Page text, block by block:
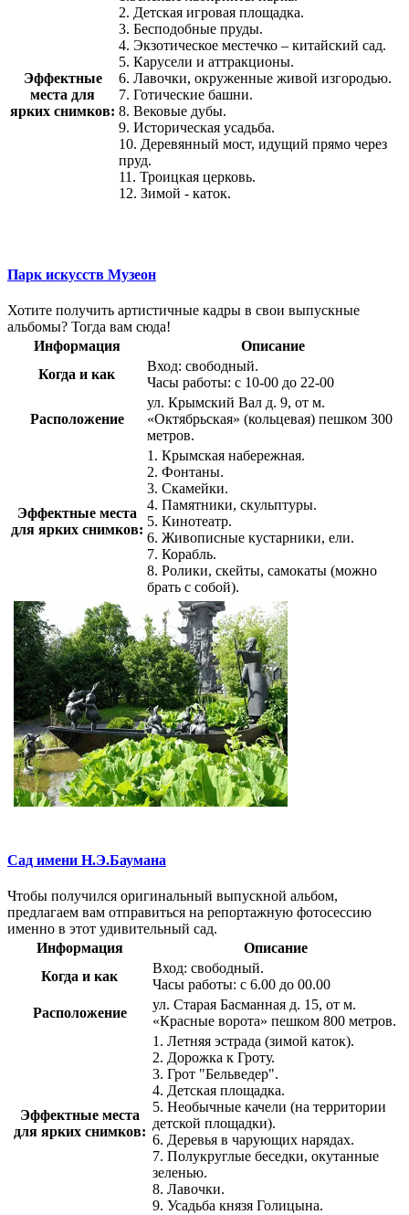
Эффектные
места для
ярких снимков:
2. Детская игровая площадка.
3. Бесподобные пруды.
4. Экзотическое местечко – китайский сад.
5. Карусели и аттракционы.
6. Лавочки, окруженные живой изгородью.
7. Готические башни.
8. Вековые дубы.
9. Историческая усадьба.
10. Деревянный мост, идущий прямо через
пруд.
11. Троицкая церковь.
12. Зимой - каток.
Парк искусств Музеон
Хотите получить артистичные кадры в свои выпускные
альбомы? Тогда вам сюда!
Информация
Описание
Когда и как
Вход: свободный.
Часы работы: с 10-00 до 22-00
Расположение
ул. Крымский Вал д. 9, от м.
«Октябрьская» (кольцевая) пешком 300
метров.
Эффектные места
для ярких снимков:
1. Крымская набережная.
2. Фонтаны.
3. Скамейки.
4. Памятники, скульптуры.
5. Кинотеатр.
6. Живописные кустарники, ели.
7. Корабль.
8. Ролики, скейты, самокаты (можно
брать с собой).
Сад имени Н.Э.Баумана
Чтобы получился оригинальный выпускной альбом,
предлагаем вам отправиться на репортажную фотосессию
именно в этот удивительный сад.
Информация
Описание
Когда и как
Вход: свободный.
Часы работы: с 6.00 до 00.00
Расположение
ул. Старая Басманная д. 15, от м.
«Красные ворота» пешком 800 метров.
Эффектные места
для ярких снимков:
1. Летняя эстрада (зимой каток).
2. Дорожка к Гроту.
3. Грот "Бельведер".
4. Детская площадка.
5. Необычные качели (на территории
детской площадки).
6. Деревья в чарующих нарядах.
7. Полукруглые беседки, окутанные
зеленью.
8. Лавочки.
9. Усадьба князя Голицына.